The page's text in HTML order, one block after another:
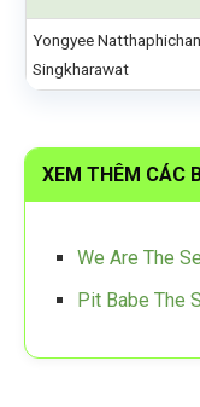
Yongyee
Singkharawat
XEM THÊM CÁC
We Are The
Pit Babe The